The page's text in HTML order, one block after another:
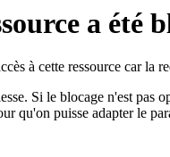
a été
à cette ressource car la
Si le blocage n'est pas
qu'on puisse adapter le